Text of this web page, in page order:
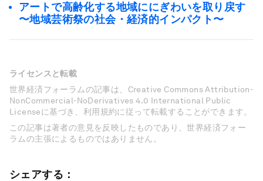
アートで高齢化する地域ににぎわいを取り戻す
〜地域芸術祭の社会・経済的インパクト〜
ライセンスと転載
世界経済フォーラムの記事は、Creative Commons Attribution-
NonCommercial-NoDerivatives 4.0 International Public
Licenseに基づき、利用規約に従って転載することができます。
この記事は著者の意見を反映したものであり、世界経済フォー
ラムの主張によるものではありません。
シェアする：